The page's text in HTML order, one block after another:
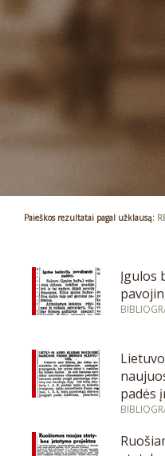
Paieškos rezultatai pagal užklausą:
Įgulos
padės